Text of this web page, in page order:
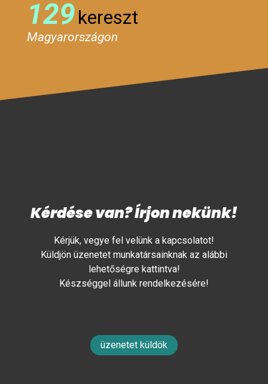
129kereszt
Magyarországon
Kérdése van? Írjon nekünk!
Kérjük, vegye fel velünk a kapcsolatot!
Küldjön üzenetet munkatársainknak az alábbi
lehetőségre kattintva!
Készséggel állunk rendelkezésére!
üzenetet küldök